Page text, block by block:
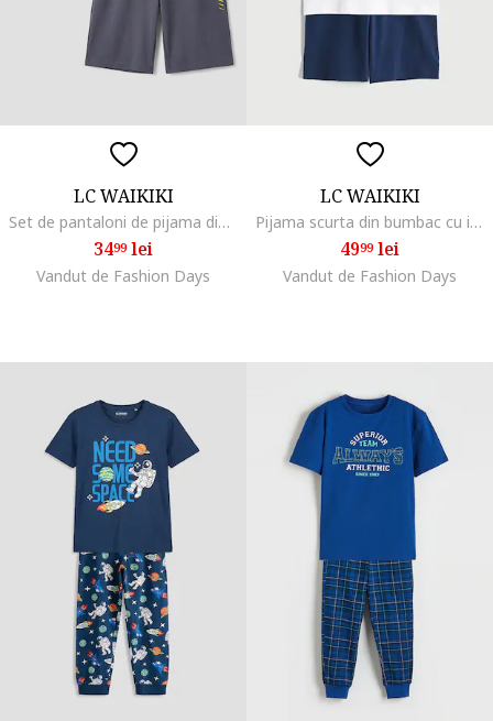
LC WAIKIKI
Set de pantaloni de pijama din bumbac - 2 piese, Gri/Gri inchis
3499lei
Vandut de Fashion Days
LC WAIKIKI
Pijama scurta din bumbac cu imprimeu text, Albastru inchis/Alb optic/Albastru petrol
4999lei
Vandut de Fashion Days